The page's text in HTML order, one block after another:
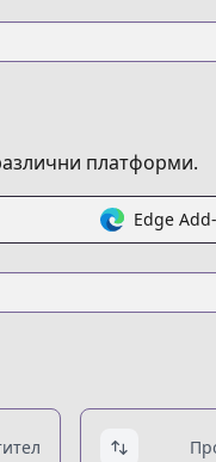
платформи.
Edge